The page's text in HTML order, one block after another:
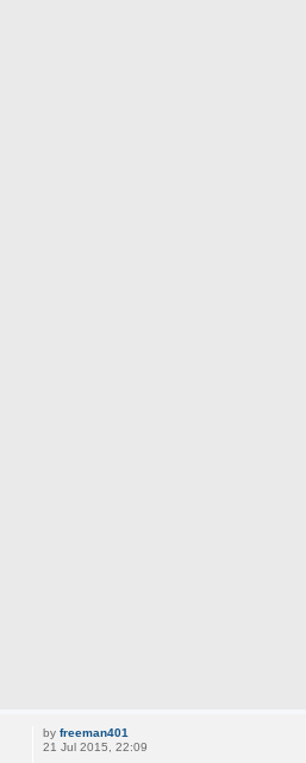
by freeman401
21 Jul 2015, 22:09